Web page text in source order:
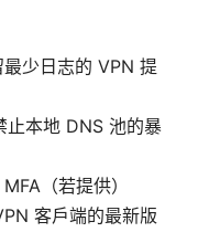
少日志的 VPN 提
本地 DNS 池的暴
（若提供）
客户端的最新版